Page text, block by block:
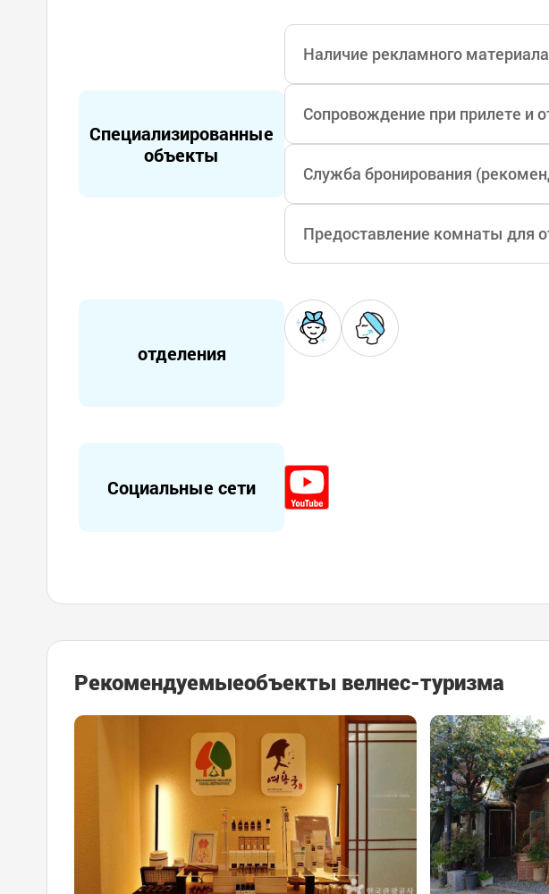
Специализированные
объекты
Наличие рекламного
Сопровождение при прилете и
Служба бронирования
Предоставление комнаты для
отделения
Социальные сети
Рекомендуемыеобъекты велнес-туризма